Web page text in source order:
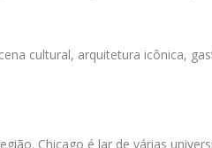
cultural, arquitetura icônica,
Chicago é lar de várias